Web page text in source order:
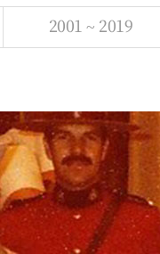
2001 ~ 2019